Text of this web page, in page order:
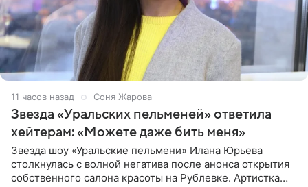
11 часов назад Соня Жарова
Звезда «Уральских пельменей» ответила
хейтерам: «Можете даже бить меня»
Звезда шоу «Уральские пельмени» Илана Юрьева
столкнулась с волной негатива после анонса открытия
собственного салона красоты на Рублевке. Артистка